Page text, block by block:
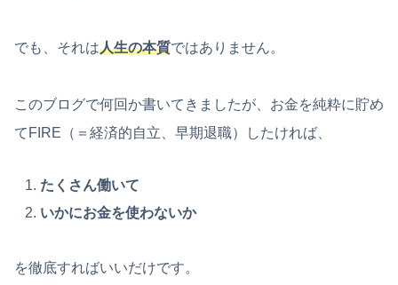
でも、それは人生の本質ではありません。
このブログで何回か書いてきましたが、お金を純粋に貯め
てFIRE（＝経済的自立、早期退職）したければ、
たくさん働いて
いかにお金を使わないか
を徹底すればいいだけです。